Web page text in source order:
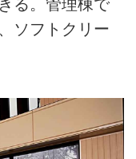
る。管理棟で
ソフトクリー